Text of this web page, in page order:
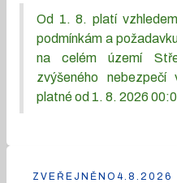
Od 1. 8. platí
podmínkám a
na celém území
zvýšeného
platné od 1. 8. 2026
ZVEŘEJNĚNO 4.8.2026